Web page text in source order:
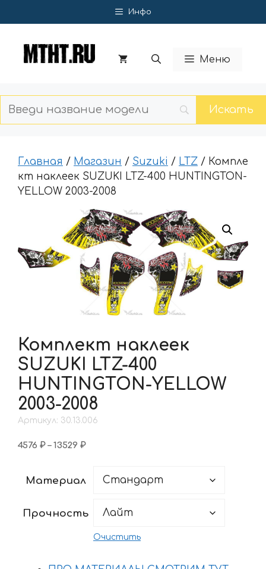
к
Инфо
Меню
Главная / Магазин / Suzuki / LTZ / Компле
кт наклеек SUZUKI LTZ-400 HUNTINGTON-
YELLOW 2003-2008
Комплект наклеек
SUZUKI LTZ-400
HUNTINGTON-YELLOW
2003-2008
Артикул: 30.13.006
4576 ₽ – 13529 ₽Диапазон
–
Материал
Прочность
Очистить